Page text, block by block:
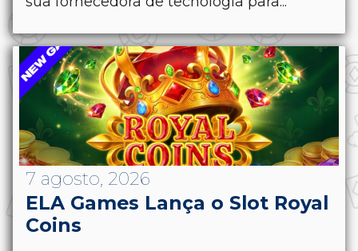
7 agosto, 2026
ELA Games Lança o Slot Royal
Coins